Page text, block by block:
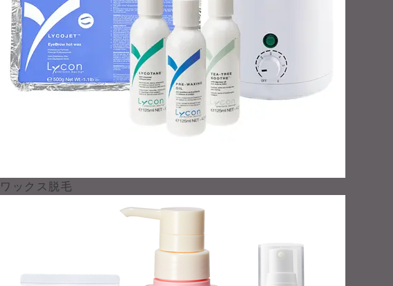
ワックス脱毛